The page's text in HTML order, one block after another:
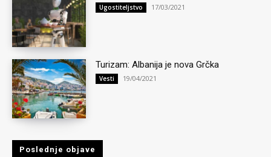
Ugostiteljstvo 17/03/2021
Turizam: Albanija je nova Grčka
Vesti 19/04/2021
Poslednje objave